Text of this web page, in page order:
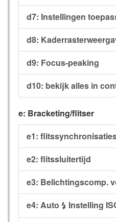
d7: Instellingen
d8:
d9: Focus-peaking
d10: bekijk alles in
e: Bracketing/flitser
e1:
e2: flitssluitertijd
e3: Belichtingscomp.
e4: Auto c Instelling